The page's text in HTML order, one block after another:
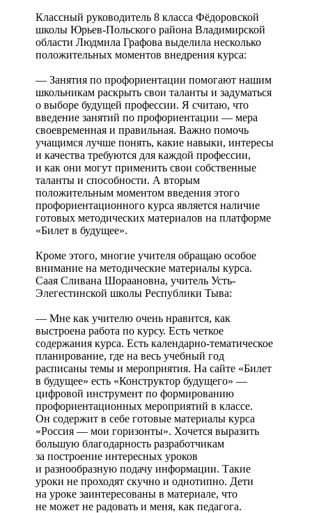
Классный руководитель 8 класса Фëдоровской
школы Юрьев-Польского района Владимирской
области Людмила Графова выделила несколько
положительных моментов внедрения курса:
— Занятия по профориентации помогают нашим
школьникам раскрыть свои таланты и задуматься
о выборе будущей профессии. Я считаю, что
введение занятий по профориентации — мера
своевременная и правильная. Важно помочь
учащимся лучше понять, какие навыки, интересы
и качества требуются для каждой профессии,
и как они могут применить свои собственные
таланты и способности. А вторым
положительным моментом введения этого
профориентационного курса является наличие
готовых методических материалов на платформе
«Билет в будущее».
Кроме этого, многие учителя обращаю особое
внимание на методические материалы курса.
Саая Сливана Шораановна, учитель Усть-
Элегестинской школы Республики Тыва:
— Мне как учителю очень нравится, как
выстроена работа по курсу. Есть четкое
содержания курса. Есть календарно-тематическое
планирование, где на весь учебный год
расписаны темы и мероприятия. На сайте «Билет
в будущее» есть «Конструктор будущего» —
цифровой инструмент по формированию
профориентационных мероприятий в классе.
Он содержит в себе готовые материалы курса
«Россия — мои горизонты». Хочется выразить
большую благодарность разработчикам
за построение интересных уроков
и разнообразную подачу информации. Такие
уроки не проходят скучно и однотипно. Дети
на уроке заинтересованы в материале, что
не может не радовать и меня, как педагога.